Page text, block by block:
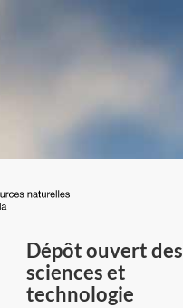
du
Canada
Dépôt ouvert des
sciences et
technologie